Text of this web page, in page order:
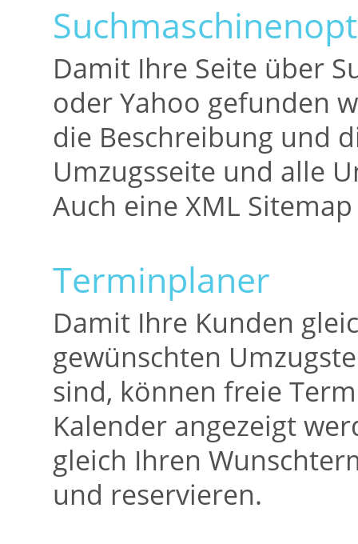
Damit Ihre Seite über
oder Yahoo gefunden
die Beschreibung und
Umzugsseite und alle
Auch eine XML
Terminplaner
Damit Ihre Kunden
gewünschten
sind, können freie
Kalender angezeigt
gleich Ihren
und reservieren.